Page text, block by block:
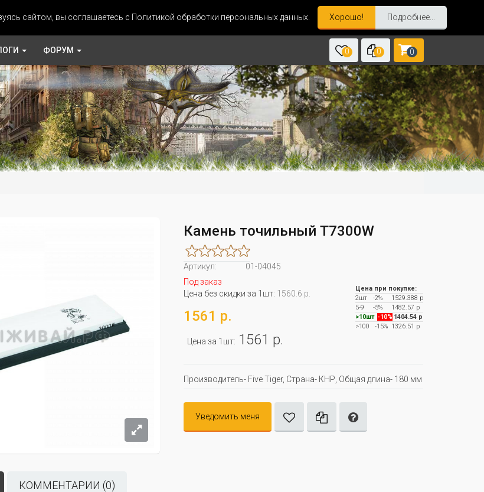
сайтом, вы соглашаетесь с Политикой обработки персональных данных. Хорошо! Подробнее...
ФОРУМ 0 0 0
Камень точильный T7300W
Артикул:
01-04045
Под заказ
Цена без скидки за 1шт: 1560.6 р.
1561 р.
Цена за 1шт: 1561 р.
Цена при покупке:
2шт
-2%
1529.388 р
5-9
-5%
1482.57 р
>10шт -10% 1404.54 р
>100
-15%1326.51 р
Производитель- Five Tiger, Страна- КНР, Oбщая длина- 180 мм
Уведомить меня
КОММЕНТАРИИ (0)